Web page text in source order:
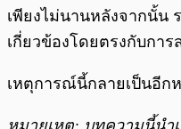
เพียงไม่นานหลังจากนั้น
เกี่ยวข้องโดยตรงกับกา
เหตุการณ์นี้กลายเป็นอีก